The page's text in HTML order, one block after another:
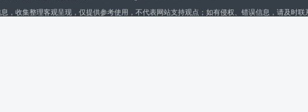
，收集整理客观呈现，仅提供参考使用，不代表网站支持观点；如有侵权、错误信息，请及时联